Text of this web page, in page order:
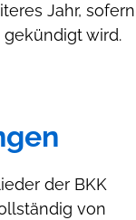
Jahr, sofern
wird.
der BKK
von